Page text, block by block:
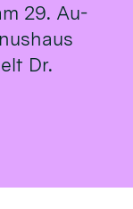
29. Au­
Dr.